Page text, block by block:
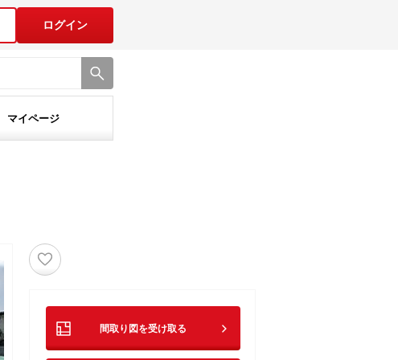
ログイン
マイページ
♡
間取り図を受け取る